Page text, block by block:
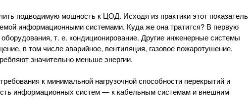
подводимую мощность к ЦОД. Исходя из практики этот показатель
информационными системами. Куда же она тратится? В первую
т. е. кондиционирование. Другие инженерные системы
в том числе аварийное, вентиляция, газовое пожаротушение,
значительно меньше энергии.
к минимальной нагрузочной способности перекрытий и
информационных систем — к кабельным системам и внешним